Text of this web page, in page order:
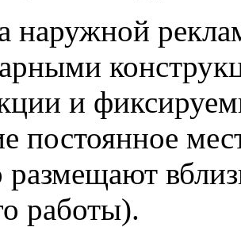
наружной
и
постоянное
работы).